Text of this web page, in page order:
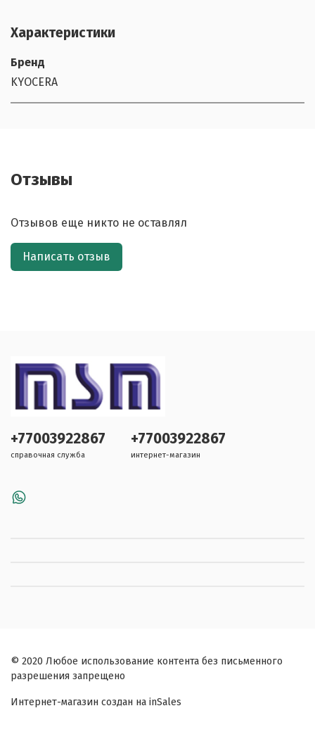
Характеристики
Бренд
KYOCERA
Отзывы
Отзывов еще никто не оставлял
Написать отзыв
+77003922867
справочная служба
+77003922867
интернет-магазин
© 2020 Любое использование контента без письменного
разрешения запрещено
Интернет-магазин создан на inSales